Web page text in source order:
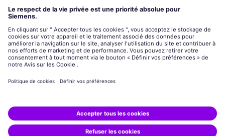
Labor Condition Application (Formulaire sur les conditions
siemens-energy.comSite Internet international
Informations sur l’entreprise
Avis de confidentialité
Siemens Energy est une marque déposée de Siemens AG.